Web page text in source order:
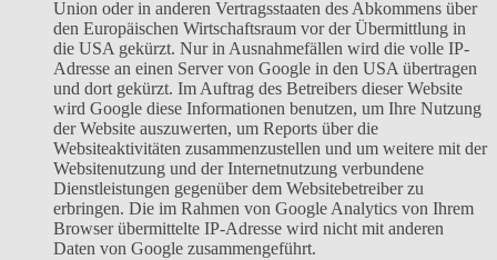
Union oder in anderen Vertragsstaaten des Abkommens über
den Europäischen Wirtschaftsraum vor der Übermittlung in
die USA gekürzt. Nur in Ausnahmefällen wird die volle IP-
Adresse an einen Server von Google in den USA übertragen
und dort gekürzt. Im Auftrag des Betreibers dieser Website
wird Google diese Informationen benutzen, um Ihre Nutzung
der Website auszuwerten, um Reports über die
Websiteaktivitäten zusammenzustellen und um weitere mit der
Websitenutzung und der Internetnutzung verbundene
Dienstleistungen gegenüber dem Websitebetreiber zu
erbringen. Die im Rahmen von Google Analytics von Ihrem
Browser übermittelte IP-Adresse wird nicht mit anderen
Daten von Google zusammengeführt.